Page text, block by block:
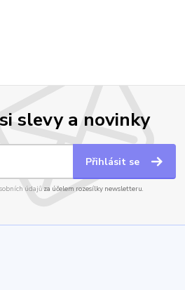
slevy a novinky
Přihlásit se
údajůza účelem rozesílky newsletteru.